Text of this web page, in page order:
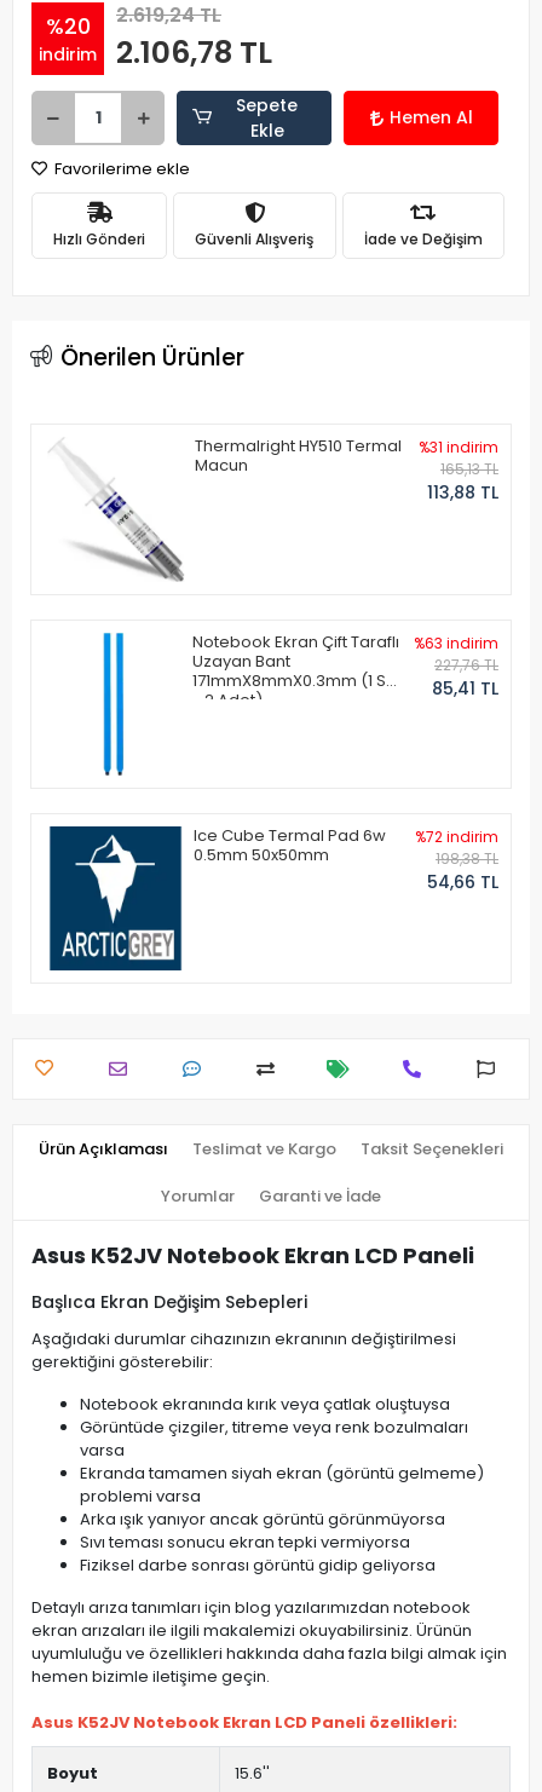
%20
indirim
2.619,24 TL
2.106,78 TL
Sepete
Ekle
Hemen Al
Favorilerime ekle
Hızlı Gönderi Güvenli Alışveriş İade ve Değişim
Önerilen Ürünler
Thermalright HY510 Termal
Macun
%31 indirim
165,13 TL
113,88 TL
Notebook Ekran Çift Taraflı
Uzayan Bant
171mmX8mmX0.3mm (1 Set
- 2 Adet)
%63 indirim
227,76 TL
85,41 TL
Ice Cube Termal Pad 6w
0.5mm 50x50mm
%72 indirim
198,38 TL
54,66 TL
Ürün Açıklaması Teslimat ve Kargo Taksit Seçenekleri
Yorumlar Garanti ve İade
Asus K52JV Notebook Ekran LCD Paneli
Başlıca Ekran Değişim Sebepleri
Aşağıdaki durumlar cihazınızın ekranının değiştirilmesi
gerektiğini gösterebilir:
Notebook ekranında kırık veya çatlak oluştuysa
Görüntüde çizgiler, titreme veya renk bozulmaları
varsa
Ekranda tamamen siyah ekran (görüntü gelmeme)
problemi varsa
Arka ışık yanıyor ancak görüntü görünmüyorsa
Sıvı teması sonucu ekran tepki vermiyorsa
Fiziksel darbe sonrası görüntü gidip geliyorsa
Detaylı arıza tanımları için blog yazılarımızdan notebook
ekran arızaları ile ilgili makalemizi okuyabilirsiniz. Ürünün
uyumluluğu ve özellikleri hakkında daha fazla bilgi almak için
hemen bizimle iletişime geçin.
Asus K52JV Notebook Ekran LCD Paneli özellikleri:
Boyut 15.6''